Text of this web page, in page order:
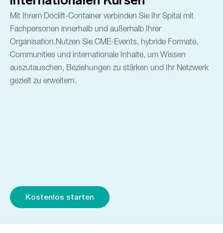
Mit Ihrem Doclift-Container verbinden Sie Ihr Spital mit
Fachpersonen innerhalb und außerhalb Ihrer
Organisation.Nutzen Sie CME-Events, hybride Formate,
Communities und internationale Inhalte, um Wissen
auszutauschen, Beziehungen zu stärken und Ihr Netzwerk
gezielt zu erweitern.
Kostenlos starten